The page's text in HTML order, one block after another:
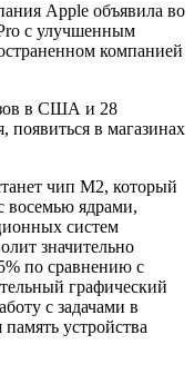
Apple объявила во
с улучшенным
компанией
в США и 28
появиться в магазинах
чип M2, который
восемью ядрами,
систем
значительно
по сравнению с
графический
с задачами в
устройства